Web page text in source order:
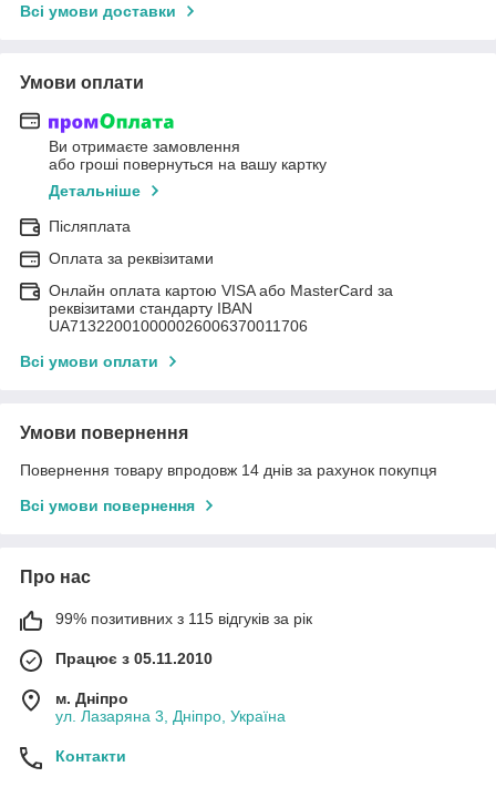
Всі умови доставки
Умови оплати
Ви отримаєте замовлення
або гроші повернуться на вашу картку
Детальніше
Післяплата
Оплата за реквізитами
Онлайн оплата картою VISA або MasterCard за
реквізитами стандарту IBAN
UA713220010000026006370011706
Всі умови оплати
Умови повернення
Повернення товару впродовж 14 днів за рахунок покупця
Всі умови повернення
Про нас
99% позитивних з 115 відгуків за рік
Працює з 05.11.2010
м. Дніпро
ул. Лазаряна 3, Дніпро, Україна
Контакти